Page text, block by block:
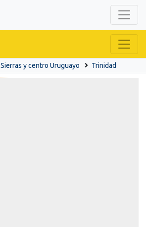
Sierras y centro Uruguayo Trinidad